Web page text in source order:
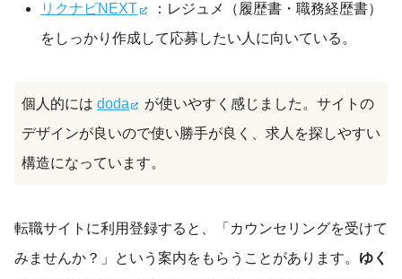
リクナビNEXT
：レジュメ（履歴書・職務経歴書）
をしっかり作成して応募したい人に向いている。
個人的には doda
が使いやすく感じました。サイトの
デザインが良いので使い勝手が良く、求人を探しやすい
構造になっています。
転職サイトに利用登録すると、「カウンセリングを受けて
みませんか？」という案内をもらうことがあります。 ゆく